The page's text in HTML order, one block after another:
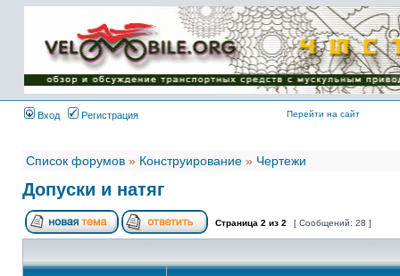
Имя пользователя:
Пароль:
{ LOG_ME_IN_SHORT
}
Вход
Регистрация Перейти на сайт
Список форумов » Конструирование » Чертежи
Допуски и натяг
Страница 2 из 2 [ Сообщений: 28 ]